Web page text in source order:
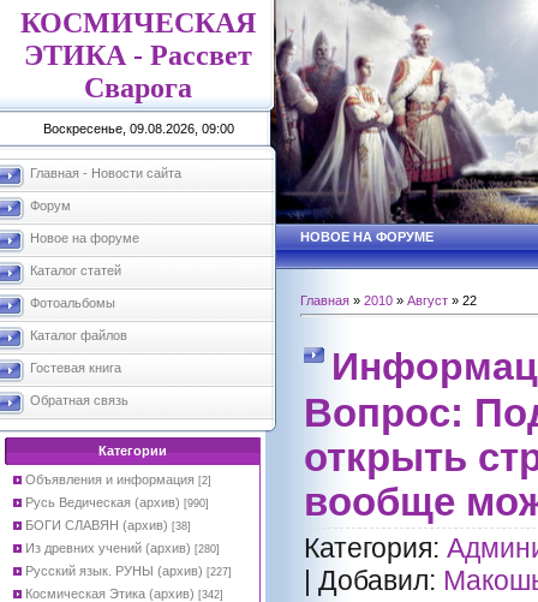
КОСМИЧЕСКАЯ
ЭТИКА - Рассвет
Сварога
Воскресенье, 09.08.2026, 09:00
Главная - Новости сайта
Форум
Новое на форуме
Каталог статей
Фотоальбомы
Каталог файлов
Гостевая книга
Обратная связь
Категории
Объявления и информация [2]
Русь Ведическая (архив) [990]
БОГИ СЛАВЯН (архив) [38]
Из древних учений (архив) [280]
Русский язык. РУНЫ (архив) [227]
Космическая Этика (архив) [342]
НОВОЕ НА ФОРУМЕ
Главная » 2010 » Август » 22
Вопрос:
открыть
вообще
Категория:
Добавил: